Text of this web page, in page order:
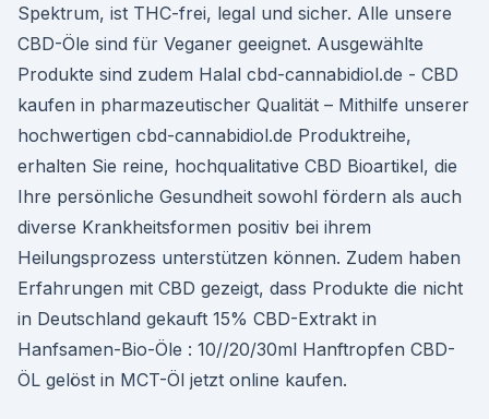
Spektrum, ist THC-frei, legal und sicher. Alle unsere
CBD-Öle sind für Veganer geeignet. Ausgewählte
Produkte sind zudem Halal cbd-cannabidiol.de - CBD
kaufen in pharmazeutischer Qualität – Mithilfe unserer
hochwertigen cbd-cannabidiol.de Produktreihe,
erhalten Sie reine, hochqualitative CBD Bioartikel, die
Ihre persönliche Gesundheit sowohl fördern als auch
diverse Krankheitsformen positiv bei ihrem
Heilungsprozess unterstützen können. Zudem haben
Erfahrungen mit CBD gezeigt, dass Produkte die nicht
in Deutschland gekauft 15% CBD-Extrakt in
Hanfsamen-Bio-Öle : 10//20/30ml Hanftropfen CBD-
ÖL gelöst in MCT-Öl jetzt online kaufen.